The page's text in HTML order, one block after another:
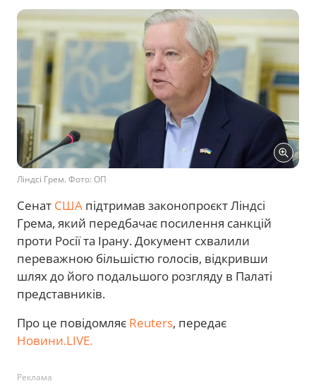
Ліндсі Грем. Фото: ОП
Сенат США підтримав законопроєкт Ліндсі
Грема, який передбачає посилення санкцій
проти Росії та Ірану. Документ схвалили
переважною більшістю голосів, відкривши
шлях до його подальшого розгляду в Палаті
представників.
Про це повідомляє Reuters, передає
Новини.LIVE.
Реклама